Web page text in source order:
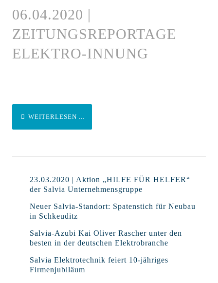
06.04.2020 |
ZEITUNGSREPORTAGE
ELEKTRO-INNUNG
WEITERLESEN ...
23.03.2020 | Aktion „HILFE FÜR HELFER“
der Salvia Unternehmensgruppe
Neuer Salvia-Standort: Spatenstich für Neubau
in Schkeuditz
Salvia-Azubi Kai Oliver Rascher unter den
besten in der deutschen Elektrobranche
Salvia Elektrotechnik feiert 10-jähriges
Firmenjubiläum